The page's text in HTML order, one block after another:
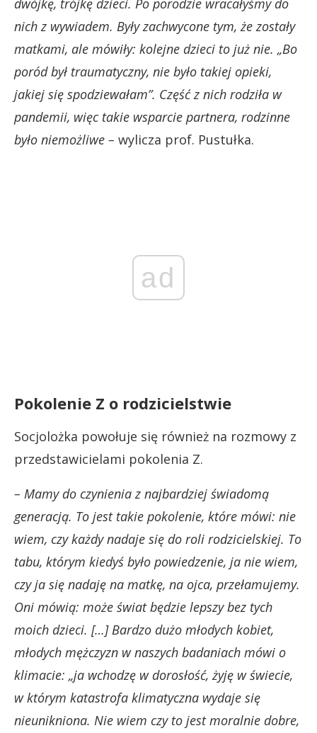
dwójkę, trójkę dzieci. Po porodzie wracałyśmy do
nich z wywiadem. Były zachwycone tym, że zostały
matkami, ale mówiły: kolejne dzieci to już nie. „Bo
poród był traumatyczny, nie było takiej opieki,
jakiej się spodziewałam”. Część z nich rodziła w
pandemii, więc takie wsparcie partnera, rodzinne
było niemożliwe – wylicza prof. Pustułka.
ad
Pokolenie Z o rodzicielstwie
Socjolożka powołuje się również na rozmowy z
przedstawicielami pokolenia Z.
– Mamy do czynienia z najbardziej świadomą
generacją. To jest takie pokolenie, które mówi: nie
wiem, czy każdy nadaje się do roli rodzicielskiej. To
tabu, którym kiedyś było powiedzenie, ja nie wiem,
czy ja się nadaję na matkę, na ojca, przełamujemy.
Oni mówią: może świat będzie lepszy bez tych
moich dzieci. […] Bardzo dużo młodych kobiet,
młodych mężczyzn w naszych badaniach mówi o
klimacie: „ja wchodzę w dorosłość, żyję w świecie,
w którym katastrofa klimatyczna wydaje się
nieunikniona. Nie wiem czy to jest moralnie dobre,